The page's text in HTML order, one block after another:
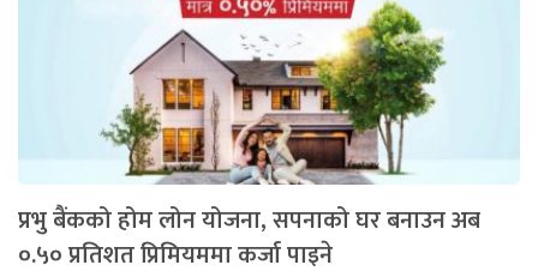
प्रभु बैंकको होम लोन योजना, सपनाको घर बनाउन अब
०.५० प्रतिशत प्रिमियममा कर्जा पाइने